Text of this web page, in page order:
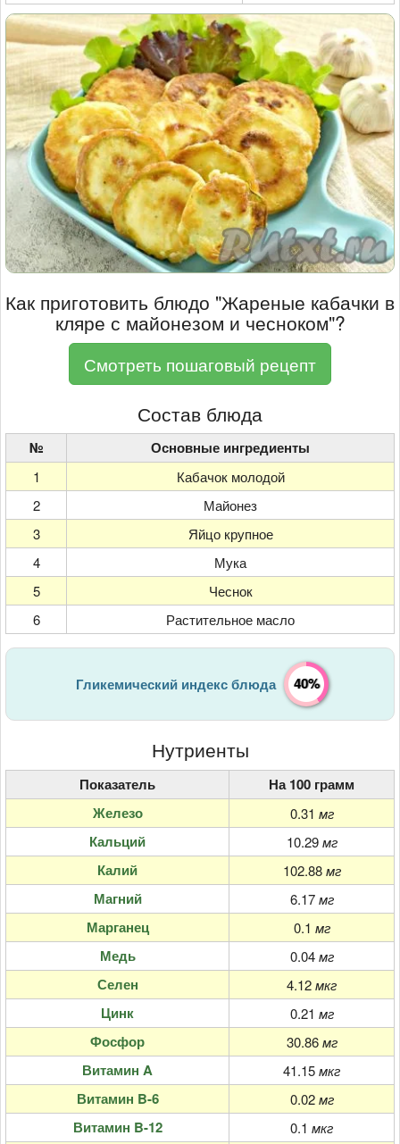
Как приготовить блюдо "Жареные кабачки в
кляре с майонезом и чесноком"?
Смотреть пошаговый рецепт
Состав блюда
№ Основные ингредиенты
1
Кабачок молодой
2
Майонез
3
Яйцо крупное
4
Мука
5
Чеснок
6
Растительное масло
Гликемический индекс блюда 40%
Нутриенты
Показатель
На 100 грамм
Железо
0.31 мг
Кальций 10.29 мг
Калий 102.88 мг
Магний 6.17 мг
Марганец 0.1 мг
Медь 0.04 мг
Селен 4.12мкг
Цинк 0.21 мг
Фосфор 30.86 мг
Витамин A 41.15мкг
Витамин B-6 0.02 мг
Витамин B-12 0.1 мкг